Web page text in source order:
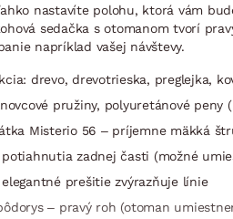
nastavíte polohu, ktorá vám
sedačka s otomanom tvorí
napríklad vašej návštevy.
drevo, drevotrieska, preglejka,
pružiny, polyuretánové peny
Misterio 56 – príjemne mäkká
zadnej časti (možné
prešitie zvýrazňuje línie
– pravý roh (otoman